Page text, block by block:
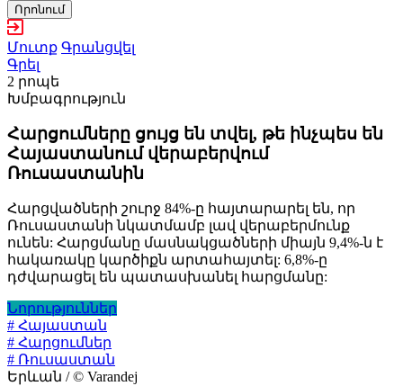
Որոնում
Մուտք Գրանցվել
Գրել
2 րոպե
Խմբագրություն
Հարցումները ցույց են տվել, թե ինչպես են
Հայաստանում վերաբերվում
Ռուսաստանին
Հարցվածների շուրջ 84%-ը հայտարարել են, որ
Ռուսաստանի նկատմամբ լավ վերաբերմունք
ունեն: Հարցմանը մասնակցածների միայն 9,4%-ն է
հակառակը կարծիքն արտահայտել: 6,8%-ը
դժվարացել են պատասխանել հարցմանը:
Նորություններ
# Հայաստան
# Հարցումներ
# Ռուսաստան
Երևան / © Varandej